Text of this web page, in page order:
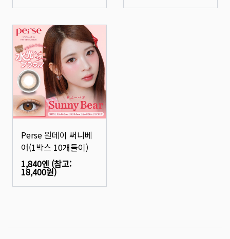
Perse 원데이 써니베
어(1박스 10개들이)
1,840엔 (참고:
18,400원)